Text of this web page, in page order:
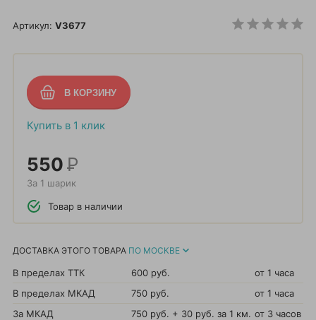
Артикул: V3677
Купить в 1 клик
550Р
За 1 шарик
Товар в наличии
ДОСТАВКА ЭТОГО ТОВАРА ПО МОСКВЕ
В пределах ТТК 600 руб.
от 1 часа
В пределах МКАД
750 руб.
от 1 часа
За МКАД
750 руб. + 30 руб. за 1 км. от 3 часов